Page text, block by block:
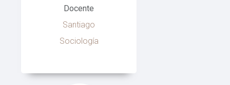
Docente
Santiago
Sociología